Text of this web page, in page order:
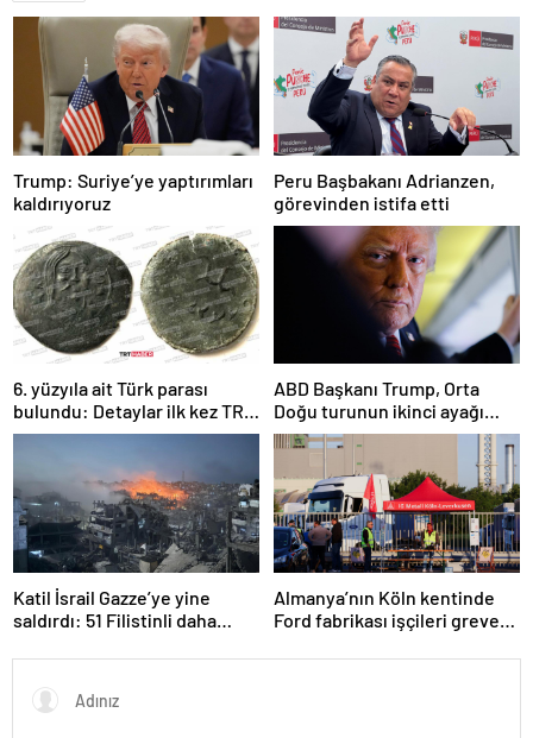
Trump: Suriye’ye yaptırımları
kaldırıyoruz
Peru Başbakanı Adrianzen,
görevinden istifa etti
6. yüzyıla ait Türk parası
bulundu: Detaylar ilk kez TRT
Haber’de
ABD Başkanı Trump, Orta
Doğu turunun ikinci ayağı
Katar’da
Katil İsrail Gazze’ye yine
saldırdı: 51 Filistinli daha
Almanya’nın Köln kentinde
Ford fabrikası işçileri greve